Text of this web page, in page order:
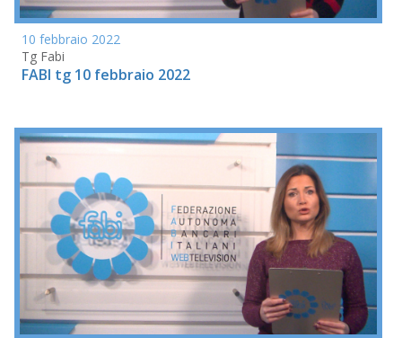
10 febbraio 2022
Tg Fabi
FABI tg 10 febbraio 2022